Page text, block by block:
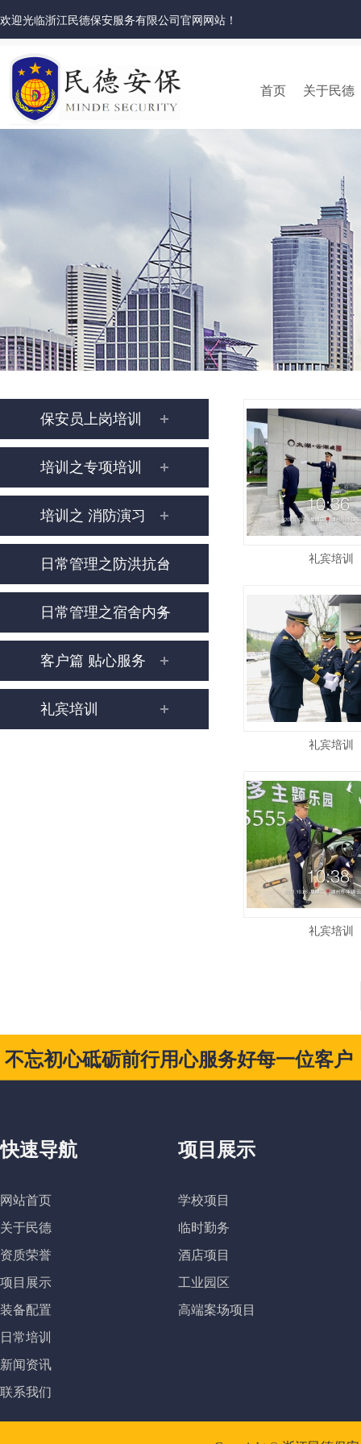
欢迎光临浙江民德保安服务有限公司官网网站！
首页 关于民德
保安员上岗培训
培训之专项培训
培训之 消防演习
日常管理之防洪抗台
日常管理之宿舍内务
客户篇 贴心服务
礼宾培训
礼宾培训
礼宾培训
礼宾培训
快速导航
网站首页
关于民德
资质荣誉
项目展示
装备配置
日常培训
新闻资讯
联系我们
项目展示
学校项目
临时勤务
酒店项目
工业园区
高端案场项目
不忘初心砥砺前行用心服务好每一位客户